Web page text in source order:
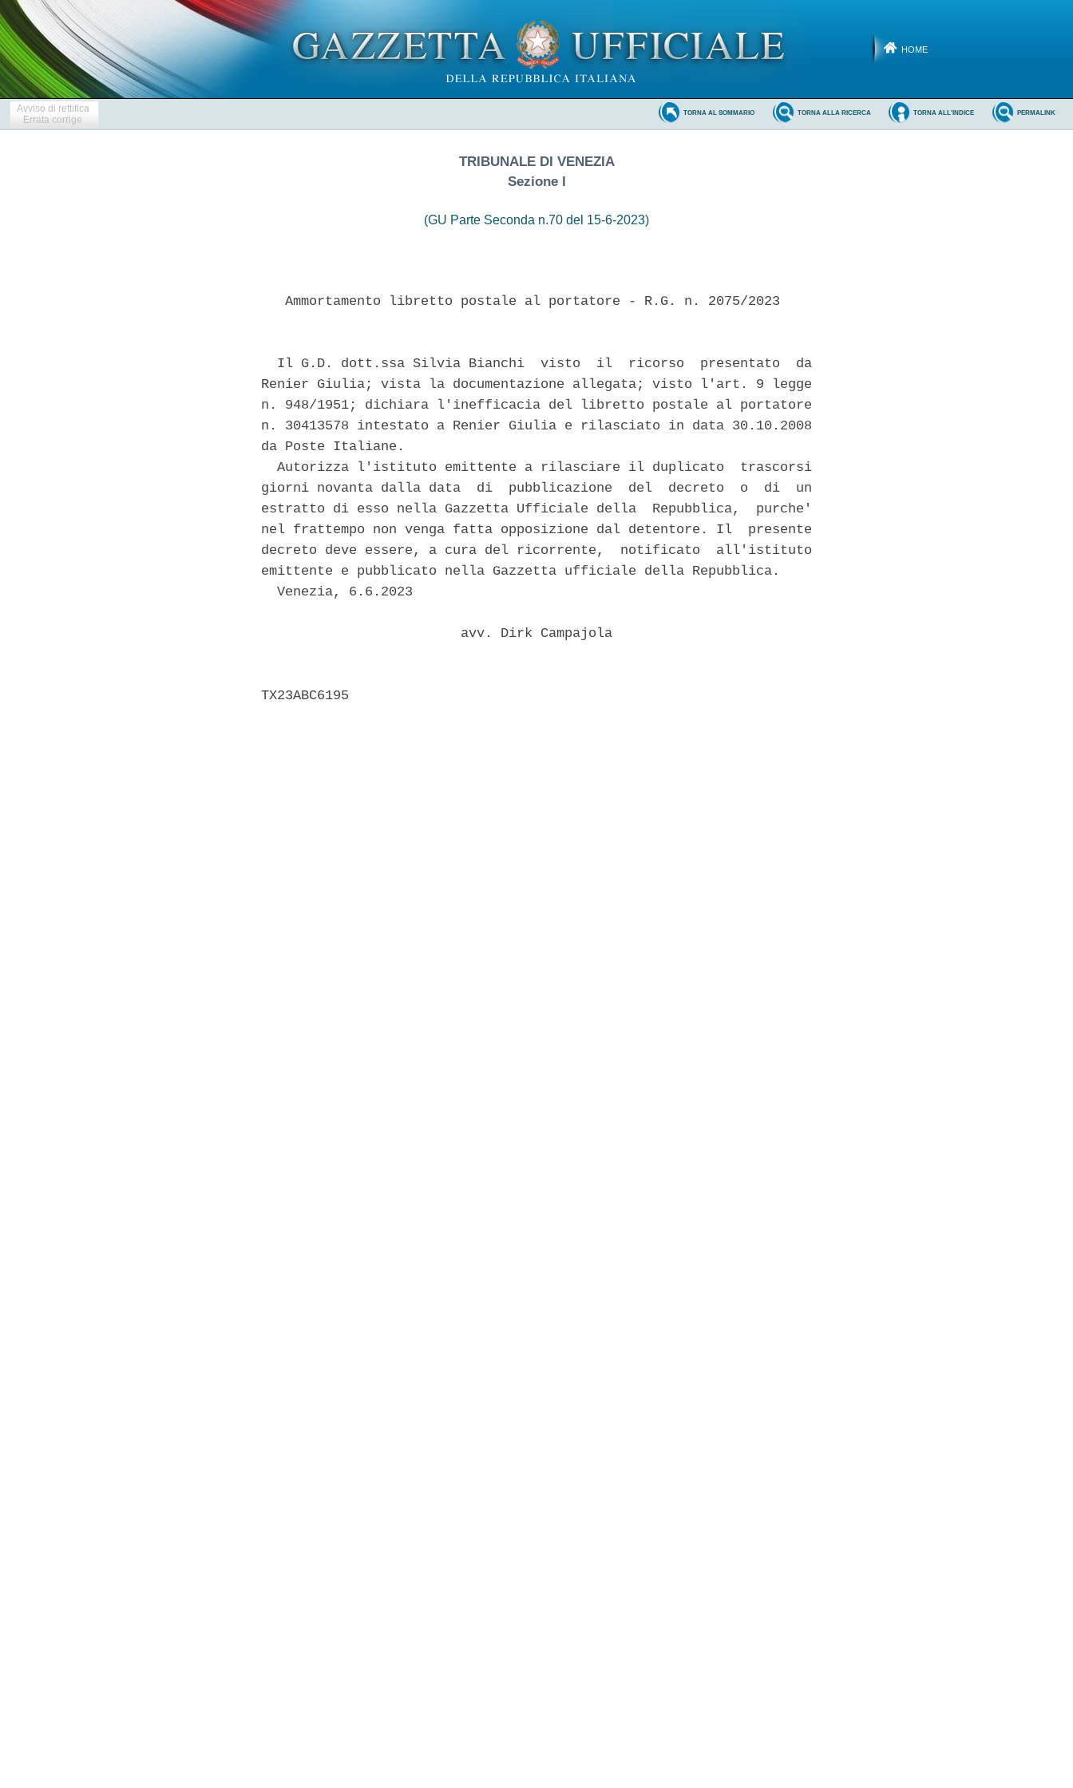
HOME
Avviso di rettifica
Errata corrige
PERMALINK
TORNA ALL'INDICE
TORNA ALLA RICERCA
TORNA AL SOMMARIO
TRIBUNALE DI VENEZIA
Sezione I
(GU Parte Seconda n.70 del 15-6-2023)
   Ammortamento libretto postale al portatore - R.G. n. 2075/2023
  Il G.D. dott.ssa Silvia Bianchi  visto  il  ricorso  presentato  da
Renier Giulia; vista la documentazione allegata; visto l'art. 9 legge
n. 948/1951; dichiara l'inefficacia del libretto postale al portatore
n. 30413578 intestato a Renier Giulia e rilasciato in data 30.10.2008
da Poste Italiane.
  Autorizza l'istituto emittente a rilasciare il duplicato  trascorsi
giorni novanta dalla data  di  pubblicazione  del  decreto  o  di  un
estratto di esso nella Gazzetta Ufficiale della  Repubblica,  purche'
nel frattempo non venga fatta opposizione dal detentore. Il  presente
decreto deve essere, a cura del ricorrente,  notificato  all'istituto
emittente e pubblicato nella Gazzetta ufficiale della Repubblica.
  Venezia, 6.6.2023
                         avv. Dirk Campajola